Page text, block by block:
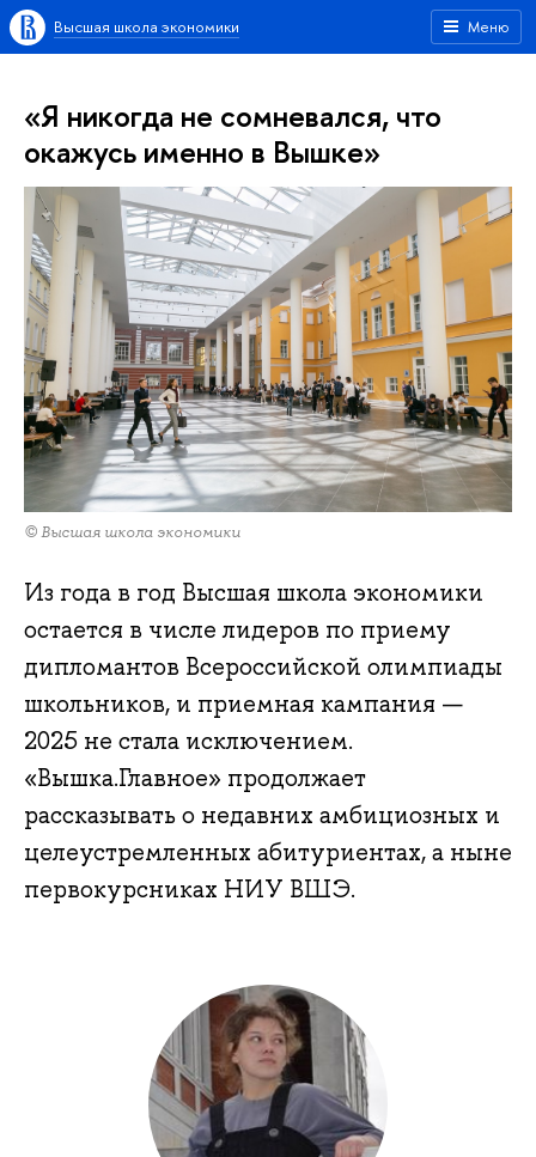
Меню
Высшая школа экономики
«Я никогда не сомневался, что
окажусь именно в Вышке»
© Высшая школа экономики
Из года в год Высшая школа экономики
остается в числе лидеров по приему
дипломантов Всероссийской олимпиады
школьников, и приемная кампания —
2025 не стала исключением.
«Вышка.Главное» продолжает
рассказывать о недавних амбициозных и
целеустремленных абитуриентах, а ныне
первокурсниках НИУ ВШЭ.